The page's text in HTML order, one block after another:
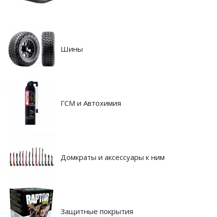
Шины
ГСМ и Автохимия
Домкраты и аксессуары к ним
Защитные покрытия